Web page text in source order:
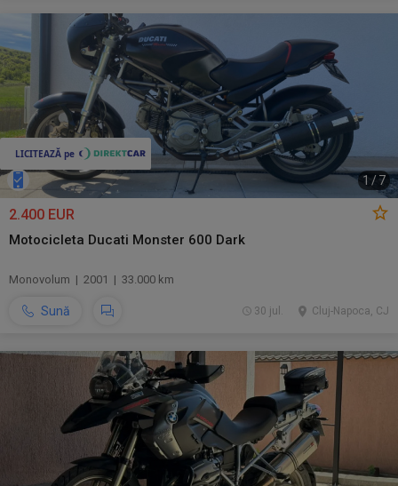
1 /7
2.400 EUR
Motocicleta Ducati Monster 600 Dark
Monovolum | 2001 | 33.000 km
Sună Cluj-Napoca, CJ
30 jul.